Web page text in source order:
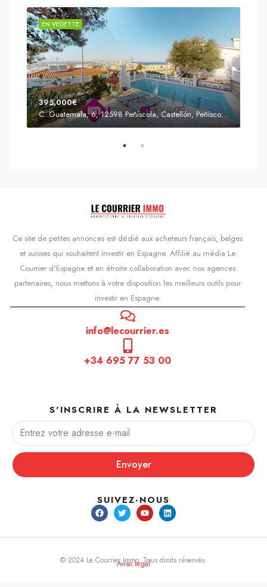
EN VEDETTE
395,000€
C. Guatemala, 6, 12598 Peñíscola, Castellón, Peñíscola, Communauté valencienne
Ce site de petites annonces est dédié aux acheteurs français, belges
et suisses qui souhaitent investir en Espagne. Affilié au média Le
Courrier d'Espagne et en étroite collaboration avec nos agences
partenaires, nous mettons à votre disposition les meilleurs outils pour
investir en Espagne.
info@lecourrier.es
+34 695 77 53 00
S'INSCRIRE À LA NEWSLETTER
Envoyer
SUIVEZ-NOUS
© 2024 Le Courrier Immo. Tous droits réservés.
Aviso legal